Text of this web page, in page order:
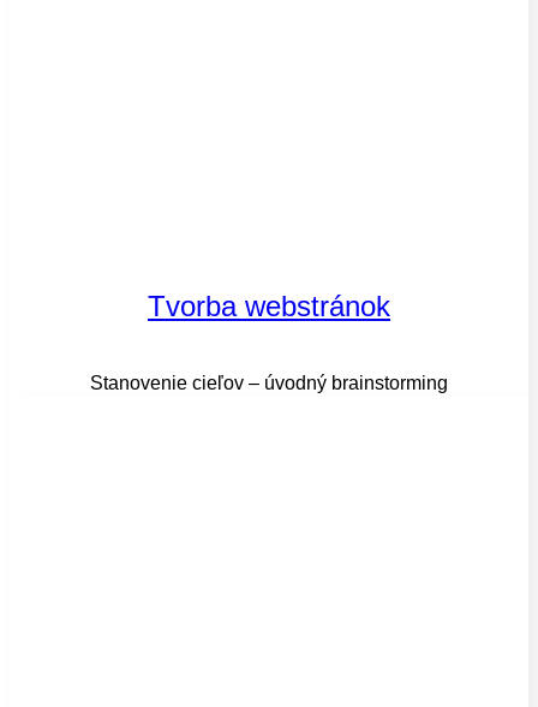
Tvorba webstránok
Stanovenie cieľov – úvodný brainstorming